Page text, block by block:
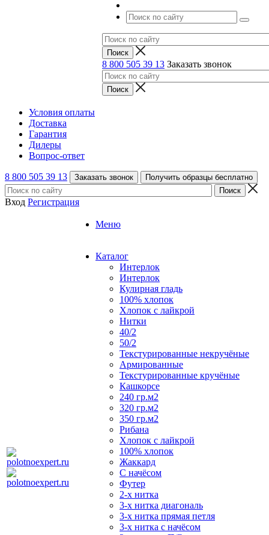
8 800 505 39 13 Заказать звонок
Условия оплаты
Доставка
Гарантия
Дилеры
Вопрос-ответ
8 800 505 39 13 Заказать звонок Получить образцы бесплатно
Вход Регистрация
Меню
Каталог
Интерлок
Интерлок
Кулирная гладь
100% хлопок
Хлопок с лайкрой
Нитки
40/2
50/2
Текстурированные некручёные
Армированные
Текстурированные кручёные
Кашкорсе
240 гр.м2
320 гр.м2
350 гр.м2
Рибана
Хлопок с лайкрой
100% хлопок
Жаккард
С начёсом
Футер
2-х нитка
3-х нитка диагональ
3-х нитка прямая петля
3-х нитка с начёсом